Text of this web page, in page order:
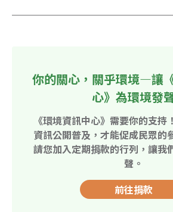
你的關心，關乎環境—讓
心》為環境發
《環境資訊中心》需要你的支持
資訊公開普及，才能促成民眾的
請您加入定期捐款的行列，讓我
聲。
前往捐款